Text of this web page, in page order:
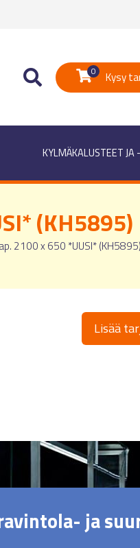
0 Kysy
KYLMÄKALUSTEET JA
(KH5895)
2100 x 650 *UUSI* (KH5895)
Lisää
ja